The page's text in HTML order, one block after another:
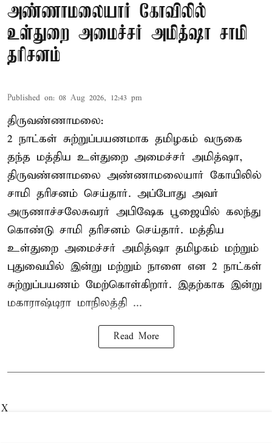
அண்ணாமலையார் கோவிலில்
உள்துறை அமைச்சர் அமித்ஷா சாமி
தரிசனம்
Published on: 08 Aug 2026, 12:43 pm
திருவண்ணாமலை:
2 நாட்கள் சுற்றுப்பயணமாக தமிழகம் வருகை
தந்த மத்திய உள்துறை அமைச்சர் அமித்ஷா,
திருவண்ணாமலை அண்ணாமலையார் கோயிலில்
சாமி தரிசனம் செய்தார். அப்போது அவர்
அருணாச்சலேசுவரர் அபிஷேக பூஜையில் கலந்து
கொண்டு சாமி தரிசனம் செய்தார். மத்திய
உள்துறை அமைச்சர் அமித்ஷா தமிழகம் மற்றும்
புதுவையில் இன்று மற்றும் நாளை என 2 நாட்கள்
சுற்றுப்பயணம் மேற்கொள்கிறார். இதற்காக இன்று
மகாராஷ்டிரா மாநிலத்தி ...
Read More
X